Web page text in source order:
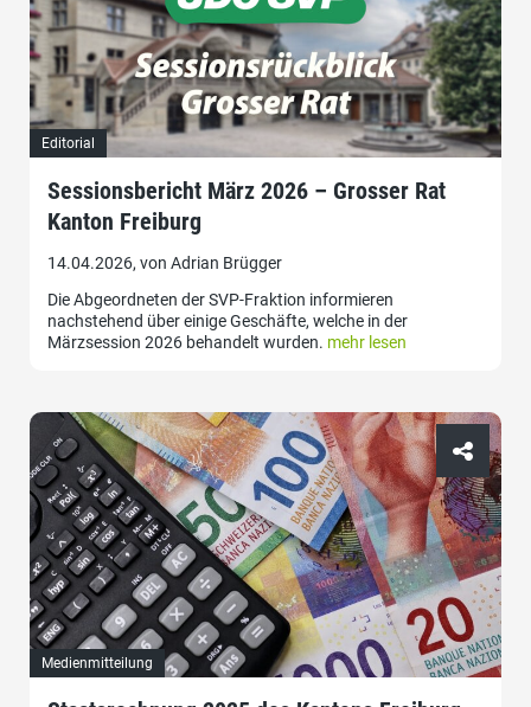
Editorial
Sessionsbericht März 2026 – Grosser Rat
Kanton Freiburg
14.04.2026, von Adrian Brügger
Die Abgeordneten der SVP-Fraktion informieren
nachstehend über einige Geschäfte, welche in der
Märzsession 2026 behandelt wurden. mehr lesen
Medienmitteilung